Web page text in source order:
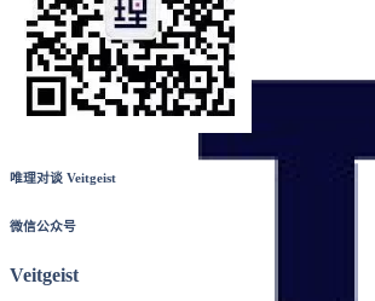
唯理对谈 Veitgeist
微信公众号
Veitgeist